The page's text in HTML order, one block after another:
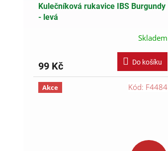
Kulečníková rukavice IBS Burgundy
- levá
Skladem
99 Kč Do košíku
Akce Kód: F4484